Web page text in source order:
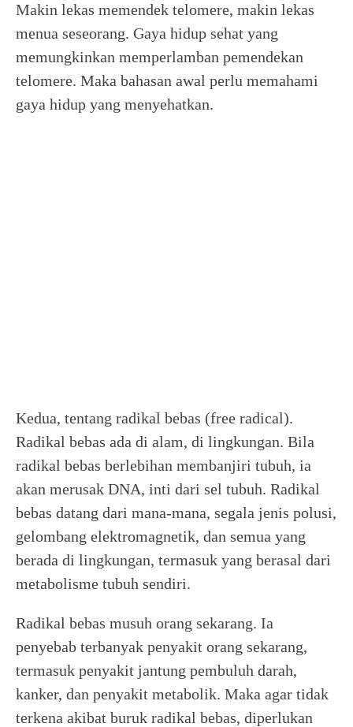
Makin lekas memendek telomere, makin lekas
menua seseorang. Gaya hidup sehat yang
memungkinkan memperlamban pemendekan
telomere. Maka bahasan awal perlu memahami
gaya hidup yang menyehatkan.
Kedua, tentang radikal bebas (free radical).
Radikal bebas ada di alam, di lingkungan. Bila
radikal bebas berlebihan membanjiri tubuh, ia
akan merusak DNA, inti dari sel tubuh. Radikal
bebas datang dari mana-mana, segala jenis polusi,
gelombang elektromagnetik, dan semua yang
berada di lingkungan, termasuk yang berasal dari
metabolisme tubuh sendiri.
Radikal bebas musuh orang sekarang. Ia
penyebab terbanyak penyakit orang sekarang,
termasuk penyakit jantung pembuluh darah,
kanker, dan penyakit metabolik. Maka agar tidak
terkena akibat buruk radikal bebas, diperlukan